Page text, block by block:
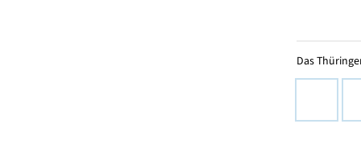
Das